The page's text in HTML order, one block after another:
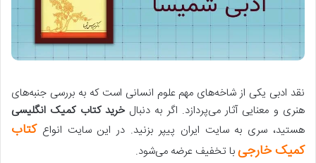
نقد ادبی یکی از شاخه‌های مهم علوم انسانی است که به بررسی جنبه‌های
هنری و معنایی آثار می‌پردازد. اگر به دنبالخرید کتاب کمیک انگلیسی
هستید، سری به سایت ایران پیپر بزنید. در این سایت انواعکتاب
کمیک خارجیبا تخفیف عرضه می‌شود.